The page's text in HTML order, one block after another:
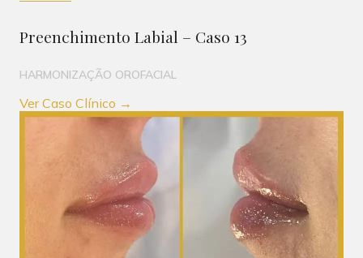
Preenchimento Labial – Caso 13
HARMONIZAÇÃO OROFACIAL
Ver Caso Clínico →